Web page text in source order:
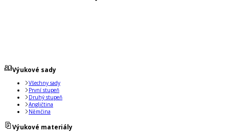
Výukové sady
Všechny sady
První stupeň
Druhý stupeň
Angličtina
Němčina
Výukové materiály